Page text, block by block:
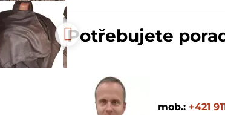
Potřebujete
mob.: +421